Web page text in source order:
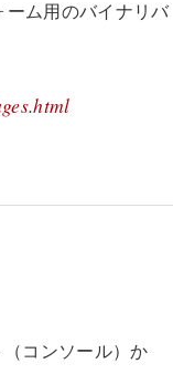
ーム用のバイナリバ
コンソール）か